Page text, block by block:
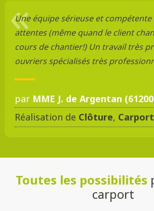
Une équipe sérieuse et compétente
attentes (même quand le client
cours de chantier!) Un travail très
ouvriers spécialisés très
par MME J. de Argentan
Réalisation de Clôture, Carport
Toutes les possibilités
carport